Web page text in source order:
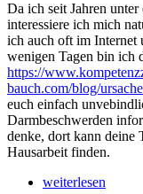
Da ich seit Jahren
interessiere ich mich
ich auch oft im Internet
wenigen Tagen bin ich
https://
bauch.com/blog/
euch einfach
Darmbeschwerden
denke, dort kann deine
Hausarbeit finden.
weiterlesen